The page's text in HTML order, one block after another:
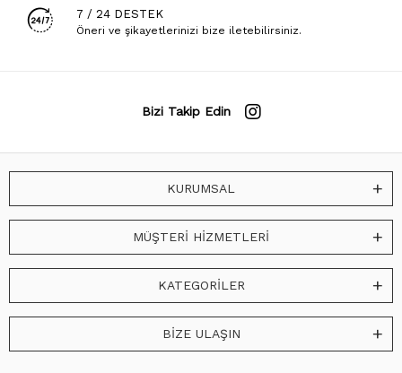
7 / 24 DESTEK
Öneri ve şikayetlerinizi bize iletebilirsiniz.
Bizi Takip Edin
KURUMSAL
MÜŞTERİ HİZMETLERİ
KATEGORİLER
BİZE ULAŞIN